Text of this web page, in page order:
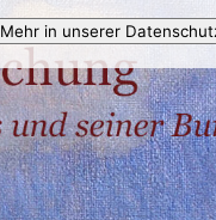
Mehr in unserer